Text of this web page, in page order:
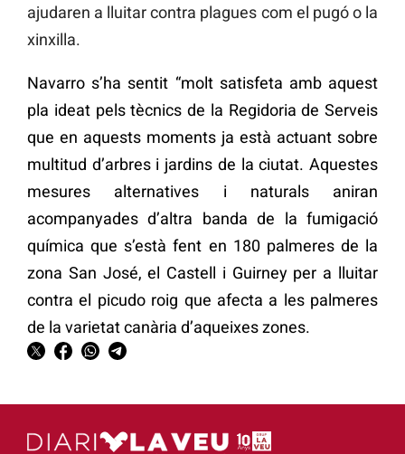
ajudaren a lluitar contra plagues com el pugó o la
xinxilla.
Navarro s’ha sentit “molt satisfeta amb aquest
pla ideat pels tècnics de la Regidoria de Serveis
que en aquests moments ja està actuant sobre
multitud d’arbres i jardins de la ciutat. Aquestes
mesures alternatives i naturals aniran
acompanyades d’altra banda de la fumigació
química que s’està fent en 180 palmeres de la
zona San José, el Castell i Guirney per a lluitar
contra el picudo roig que afecta a les palmeres
de la varietat canària d’aqueixes zones.